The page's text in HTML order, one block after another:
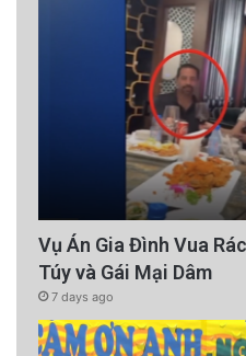
Vụ Án Gia Đình Vua
Túy và Gái Mại Dâm
7 days ago